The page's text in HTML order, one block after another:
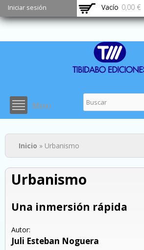
Pasar al
contenido
principal
Iniciar sesión Vacío 0,00 €
Menu
Usted está aquí
Inicio » Urbanismo
Urbanismo
Una inmersión rápida
Autor:
Juli Esteban Noguera